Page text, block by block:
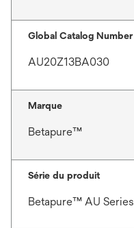
Global Catalog Number
AU20Z13BA030
Marque
Betapure™
Série du produit
Betapure™ AU Series